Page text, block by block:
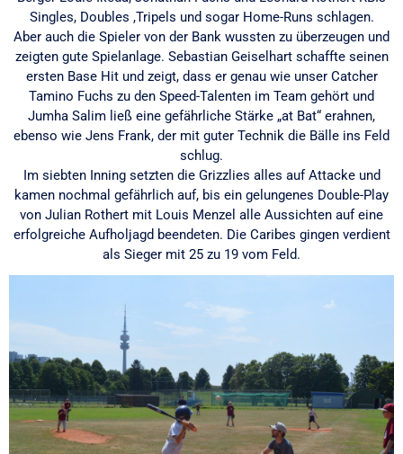
Singles, Doubles ,Tripels und sogar Home-Runs schlagen.
Aber auch die Spieler von der Bank wussten zu überzeugen und
zeigten gute Spielanlage. Sebastian Geiselhart schaffte seinen
ersten Base Hit und zeigt, dass er genau wie unser Catcher
Tamino Fuchs zu den Speed-Talenten im Team gehört und
Jumha Salim ließ eine gefährliche Stärke „at Bat“ erahnen,
ebenso wie Jens Frank, der mit guter Technik die Bälle ins Feld
schlug.
Im siebten Inning setzten die Grizzlies alles auf Attacke und
kamen nochmal gefährlich auf, bis ein gelungenes Double-Play
von Julian Rothert mit Louis Menzel alle Aussichten auf eine
erfolgreiche Aufholjagd beendeten. Die Caribes gingen verdient
als Sieger mit 25 zu 19 vom Feld.